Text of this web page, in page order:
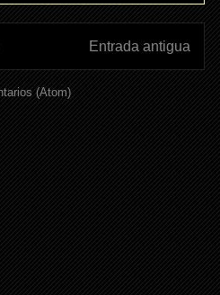
Entrada antigua
(Atom)